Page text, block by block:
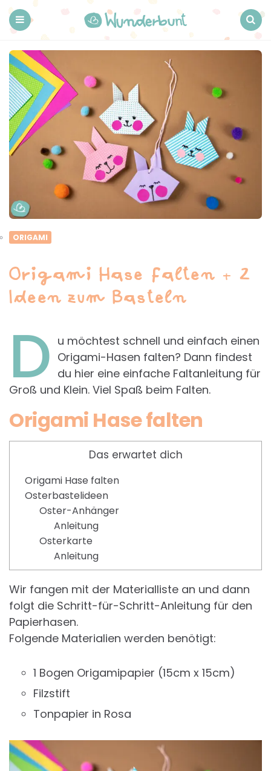
ORIGAMI
Origami Hase falten + 2
Ideen zum Basteln
D u möchtest schnell und einfach einen
Origami-Hasen falten? Dann findest
du hier eine einfache Faltanleitung für
Groß und Klein. Viel Spaß beim Falten.
Origami Hase falten
Das erwartet dich
Origami Hase falten
Osterbastelideen
Oster-Anhänger
Anleitung
Osterkarte
Anleitung
Wir fangen mit der Materialliste an und dann
folgt die Schritt-für-Schritt-Anleitung für den
Papierhasen.
Folgende Materialien werden benötigt:
1 Bogen Origamipapier (15cm x 15cm)
Filzstift
Tonpapier in Rosa